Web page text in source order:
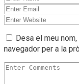
Desa el meu
navegador per a la